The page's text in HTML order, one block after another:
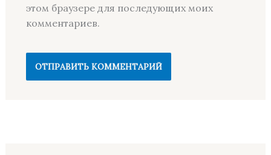
этом браузере для последующих моих
комментариев.